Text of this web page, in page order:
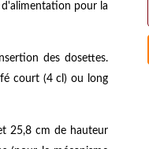
d'alimentation pour la
des dosettes.
court (4 cl) ou long
25,8 cm de hauteur